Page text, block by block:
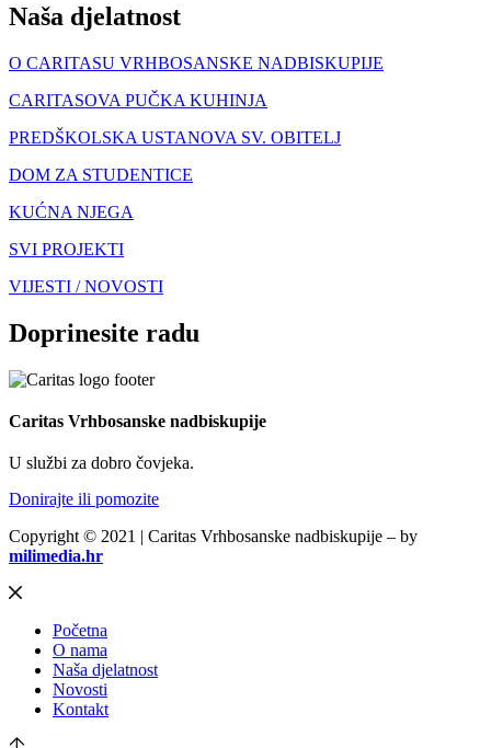
Naša djelatnost
O CARITASU VRHBOSANSKE NADBISKUPIJE
CARITASOVA PUČKA KUHINJA
PREDŠKOLSKA USTANOVA SV. OBITELJ
DOM ZA STUDENTICE
KUĆNA NJEGA
SVI PROJEKTI
VIJESTI / NOVOSTI
Doprinesite radu
Caritas Vrhbosanske nadbiskupije
U službi za dobro čovjeka.
Donirajte ili pomozite
Copyright © 2021 | Caritas Vrhbosanske nadbiskupije – by
milimedia.hr
Početna
O nama
Naša djelatnost
Novosti
Kontakt